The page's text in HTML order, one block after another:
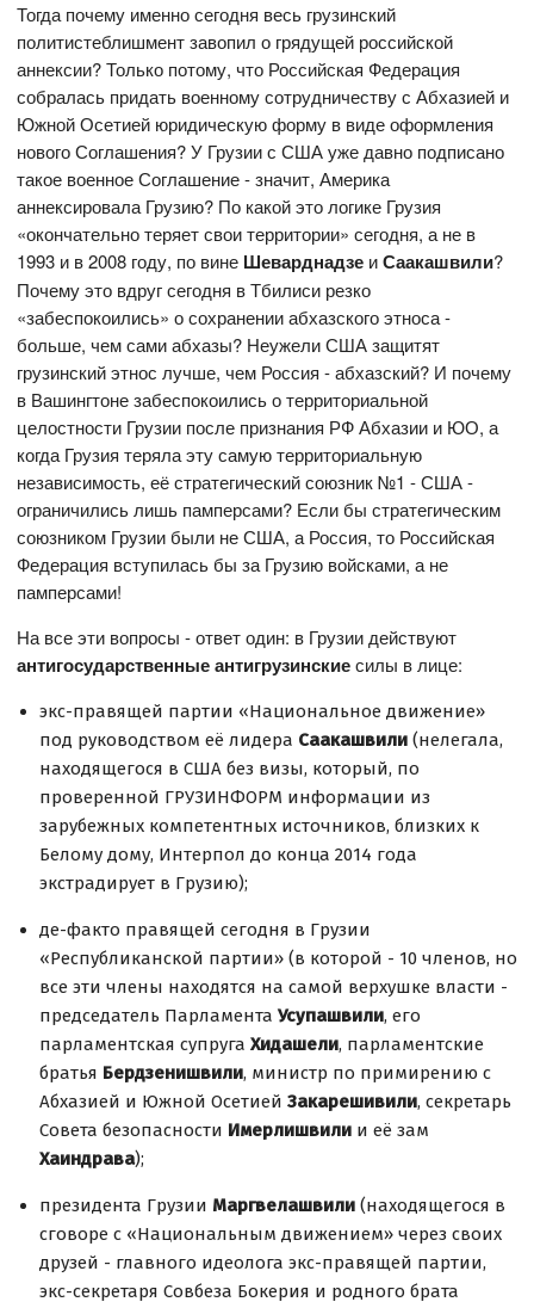
Тогда почему именно сегодня весь грузинский
политистеблишмент завопил о грядущей российской
аннексии? Только потому, что Российская Федерация
собралась придать военному сотрудничеству с Абхазией и
Южной Осетией юридическую форму в виде оформления
нового Соглашения? У Грузии с США уже давно подписано
такое военное Соглашение - значит, Америка
аннексировала Грузию? По какой это логике Грузия
«окончательно теряет свои территории» сегодня, а не в
1993 и в 2008 году, по вине Шеварднадзе иСаакашвили?
Почему это вдруг сегодня в Тбилиси резко
«забеспокоились» о сохранении абхазского этноса -
больше, чем сами абхазы? Неужели США защитят
грузинский этнос лучше, чем Россия - абхазский? И почему
в Вашингтоне забеспокоились о территориальной
целостности Грузии после признания РФ Абхазии и ЮО, а
когда Грузия теряла эту самую территориальную
независимость, её стратегический союзник №1 - США -
ограничились лишь памперсами? Если бы стратегическим
союзником Грузии были не США, а Россия, то Российская
Федерация вступилась бы за Грузию войсками, а не
памперсами!
На все эти вопросы - ответ один: в Грузии действуют
антигосударственные антигрузинскиесилы в лице:
экс-правящей партии «Национальное движение»
под руководством её лидера Саакашвили(нелегала,
находящегося в США без визы, который, по
проверенной ГРУЗИНФОРМ информации из
зарубежных компетентных источников, близких к
Белому дому, Интерпол до конца 2014 года
экстрадирует в Грузию);
де-факто правящей сегодня в Грузии
«Республиканской партии» (в которой - 10 членов, но
все эти члены находятся на самой верхушке власти -
председатель Парламента Усупашвили, его
парламентская супруга Хидашели, парламентские
братья Бердзенишвили, министр по примирению с
Абхазией и Южной Осетией Закарешивили, секретарь
Совета безопасности Имерлишвилии её зам
Хаиндрава);
президента Грузии Маргвелашвили(находящегося в
сговоре с «Национальным движением» через своих
друзей - главного идеолога экс-правящей партии,
экс-секретаря Совбеза Бокерия и родного брата